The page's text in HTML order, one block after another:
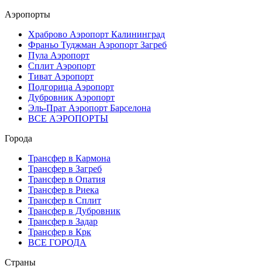
Аэропорты
Храброво Аэропорт Калининград
Франьо Туджман Аэропорт Загреб
Пула Аэропорт
Сплит Аэропорт
Тиват Аэропорт
Подгорица Аэропорт
Дубровник Аэропорт
Эль-Прат Аэропорт Барселона
ВСЕ АЭРОПОРТЫ
Города
Трансфер в Кармона
Трансфер в Загреб
Трансфер в Опатия
Трансфер в Риека
Трансфер в Сплит
Трансфер в Дубровник
Трансфер в Задар
Трансфер в Крк
ВСЕ ГОРОДА
Страны